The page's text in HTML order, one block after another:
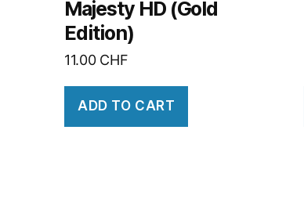
Majesty HD (Gold
Edition)
11.00 CHF
ADD TO CART